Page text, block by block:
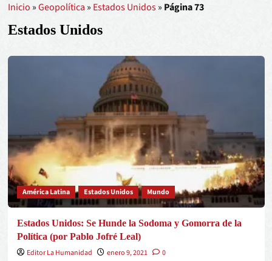
Inicio »Geopolítica » Estados Unidos» Página 73
Estados Unidos
América Latina Estados Unidos Mundo
Estados Unidos: Se Hunde la Sodoma y Gomorra de la
Política (por Pablo Jofré Leal)
Editor La Humanidad
enero 9, 2021 0